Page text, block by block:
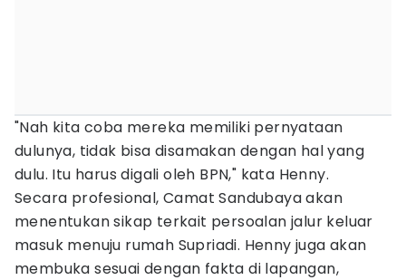
"Nah kita coba mereka memiliki pernyataan
dulunya, tidak bisa disamakan dengan hal yang
dulu. Itu harus digali oleh BPN," kata Henny.
Secara profesional, Camat Sandubaya akan
menentukan sikap terkait persoalan jalur keluar
masuk menuju rumah Supriadi. Henny juga akan
membuka sesuai dengan fakta di lapangan,